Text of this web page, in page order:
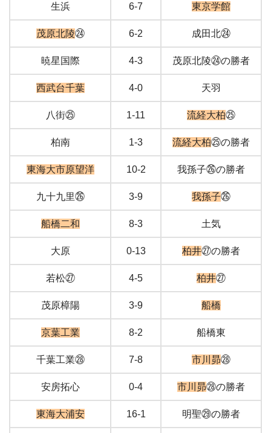
生浜 6-7 東京学館
茂原北陵㉔ 6-2 成田北㉔
暁星国際 4-3 茂原北陵㉔の勝者
西武台千葉 4-0 天羽
八街㉕ 1-11 流経大柏㉕
柏南 1-3 流経大柏㉕の勝者
東海大市原望洋 10-2 我孫子㉖の勝者
九十九里㉖ 3-9 我孫子㉖
船橋二和 8-3 土気
大原 0-13 柏井㉗の勝者
若松㉗ 4-5 柏井㉗
茂原樟陽 3-9 船橋
京葉工業 8-2 船橋東
千葉工業㉘ 7-8 市川昴㉘
安房拓心 0-4 市川昴㉘の勝者
東海大浦安 16-1 明聖㉙の勝者